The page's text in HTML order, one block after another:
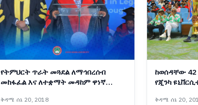
የትምህርት ጥራት መጓደል ለማኅበረሰብ
መከፋፈል እና ለተቋማት መዳከም ዋነኛ
ቅዳሜ ሰኔ 20, 2018
ከወሰዳቸው
የጂንካ
ቅዳሜ ሰኔ 20,